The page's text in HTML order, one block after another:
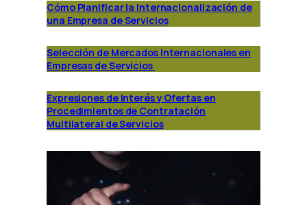
Cómo Planificar la Internacionalización de
una Empresa de Servicios
Selección de Mercados Internacionales en
Empresas de Servicios
Expresiones de Interés y Ofertas en
Procedimientos de Contratación
Multilateral de Servicios